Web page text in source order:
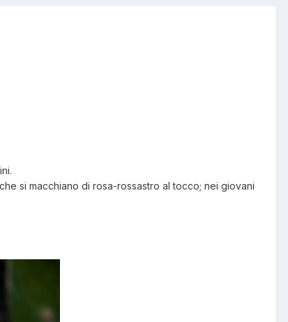
si macchiano di rosa-rossastro al tocco; nei giovani